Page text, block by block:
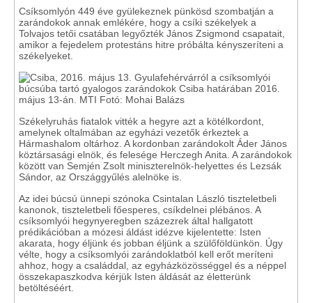
Csíksomlyón 449 éve gyülekeznek pünkösd szombatján a
zarándokok annak emlékére, hogy a csíki székelyek a
Tolvajos tetői csatában legyőzték János Zsigmond csapatait,
amikor a fejedelem protestáns hitre próbálta kényszeríteni a
székelyeket.
Székelyruhás fiatalok vitték a hegyre azt a kötélkordont,
amelynek oltalmában az egyházi vezetők érkeztek a
Hármashalom oltárhoz. A kordonban zarándokolt Áder János
köztársasági elnök, és felesége Herczegh Anita. A zarándokok
között van Semjén Zsolt miniszterelnök-helyettes és Lezsák
Sándor, az Országgyűlés alelnöke is.
Az idei búcsú ünnepi szónoka Csintalan László tiszteletbeli
kanonok, tiszteletbeli főesperes, csíkdelnei plébános. A
csíksomlyói hegynyeregben százezrek által hallgatott
prédikációban a mózesi áldást idézve kijelentette: Isten
akarata, hogy éljünk és jobban éljünk a szülőföldünkön. Úgy
vélte, hogy a csíksomlyói zarándoklatból kell erőt meríteni
ahhoz, hogy a családdal, az egyházközösséggel és a néppel
összekapaszkodva kérjük Isten áldását az életterünk
betöltéséért.